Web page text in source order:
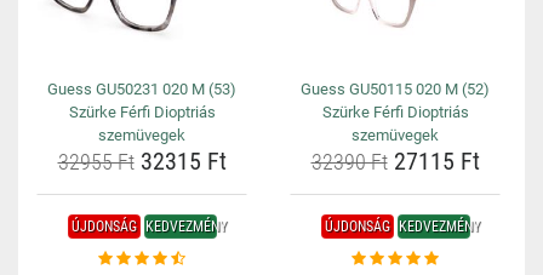
Guess GU50231 020 M (53)
Szürke Férfi Dioptriás
szemüvegek
32955 Ft32315 Ft
Guess GU50115 020 M (52)
Szürke Férfi Dioptriás
szemüvegek
32390 Ft27115 Ft
ÚJDONSÁG KEDVEZMÉNY ÚJDONSÁG KEDVEZMÉNY